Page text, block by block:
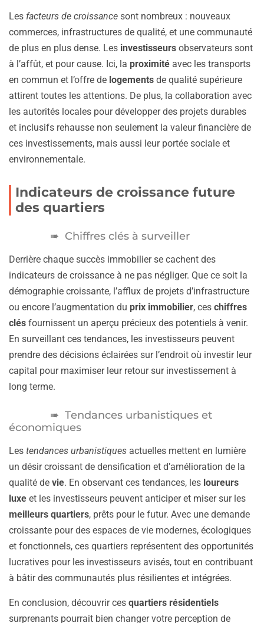
Les facteurs de croissance sont nombreux : nouveaux
commerces, infrastructures de qualité, et une communauté
de plus en plus dense. Les investisseurs observateurs sont
à l’affût, et pour cause. Ici, la proximité avec les transports
en commun et l’offre de logements de qualité supérieure
attirent toutes les attentions. De plus, la collaboration avec
les autorités locales pour développer des projets durables
et inclusifs rehausse non seulement la valeur financière de
ces investissements, mais aussi leur portée sociale et
environnementale.
Indicateurs de croissance future
des quartiers
Chiffres clés à surveiller
Derrière chaque succès immobilier se cachent des
indicateurs de croissance à ne pas négliger. Que ce soit la
démographie croissante, l’afflux de projets d’infrastructure
ou encore l’augmentation du prix immobilier, ces chiffres
clés fournissent un aperçu précieux des potentiels à venir.
En surveillant ces tendances, les investisseurs peuvent
prendre des décisions éclairées sur l’endroit où investir leur
capital pour maximiser leur retour sur investissement à
long terme.
Tendances urbanistiques et
économiques
Les tendances urbanistiques actuelles mettent en lumière
un désir croissant de densification et d’amélioration de la
qualité de vie. En observant ces tendances, les loureurs
luxe et les investisseurs peuvent anticiper et miser sur les
meilleurs quartiers, prêts pour le futur. Avec une demande
croissante pour des espaces de vie modernes, écologiques
et fonctionnels, ces quartiers représentent des opportunités
lucratives pour les investisseurs avisés, tout en contribuant
à bâtir des communautés plus résilientes et intégrées.
En conclusion, découvrir ces quartiers résidentiels
surprenants pourrait bien changer votre perception de